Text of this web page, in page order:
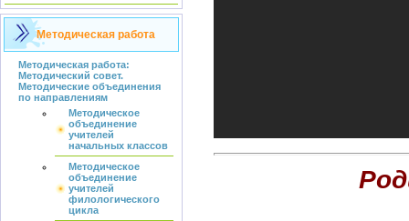
Методическая работа
Методическая работа:
Методический совет.
Методические объединения
по направлениям
Методическое
объединение
учителей
начальных классов
Методическое
объединение
учителей
филологического
цикла